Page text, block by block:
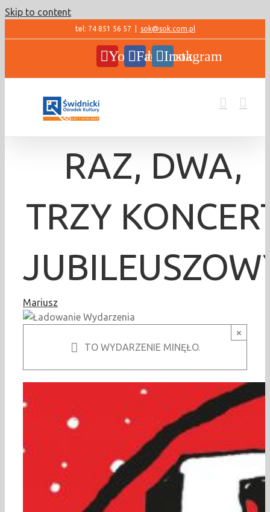
Skip to content
tel: 74 851 56 57 sok@sok.com.pl
YouTubeFacebookInstagram
RAZ, DWA,
TRZY
Mariusz
×
TO WYDARZENIE MINĘŁO.